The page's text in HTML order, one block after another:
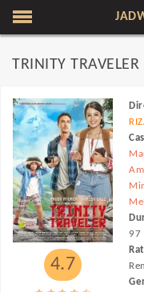
TRINITY TRAVELER
4.7
97